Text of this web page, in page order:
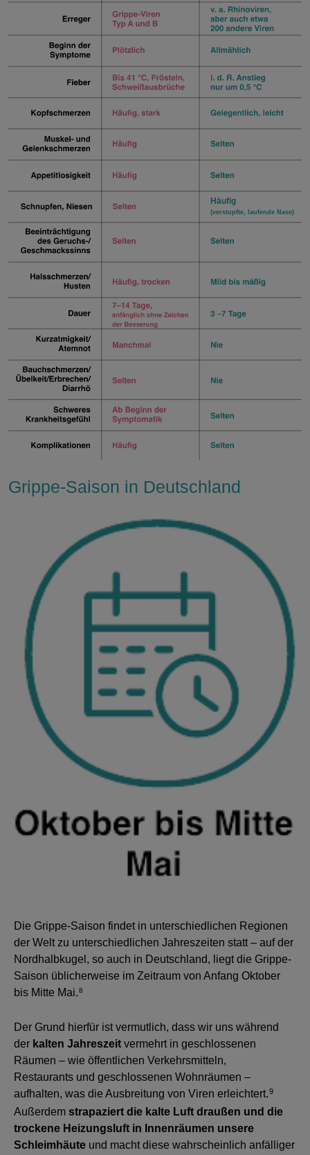
Grippe-Saison in Deutschland
Die Grippe-Saison findet in unterschiedlichen Regionen
der Welt zu unterschiedlichen Jahreszeiten statt – auf der
Nordhalbkugel, so auch in Deutschland, liegt die Grippe-
Saison üblicherweise im Zeitraum von Anfang Oktober
bis Mitte Mai.8
Der Grund hierfür ist vermutlich, dass wir uns während
der kalten Jahreszeit vermehrt in geschlossenen
Räumen – wie öffentlichen Verkehrsmitteln,
Restaurants und geschlossenen Wohnräumen –
aufhalten, was die Ausbreitung von Viren erleichtert.9
Außerdem strapaziert die kalte Luft draußen und die
trockene Heizungsluft in Innenräumen unsere
Schleimhäute und macht diese wahrscheinlich anfälliger